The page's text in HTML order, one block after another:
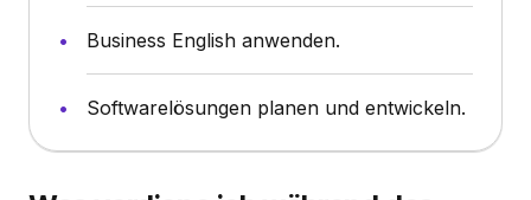
Business English anwenden.
Softwarelösungen planen und entwickeln.